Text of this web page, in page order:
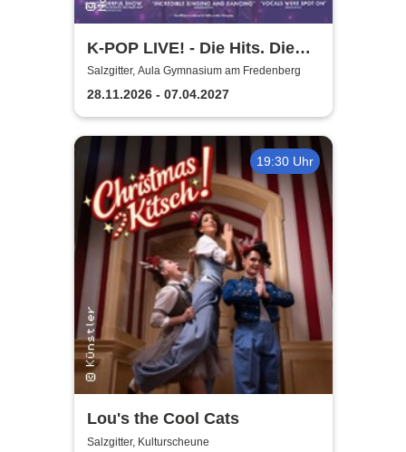
K-POP LIVE! - Die Hits. Die
Moves. Die Show.
Salzgitter, Aula Gymnasium am Fredenberg
28.11.2026 - 07.04.2027
19:30 Uhr
Lou's the Cool Cats
Salzgitter, Kulturscheune